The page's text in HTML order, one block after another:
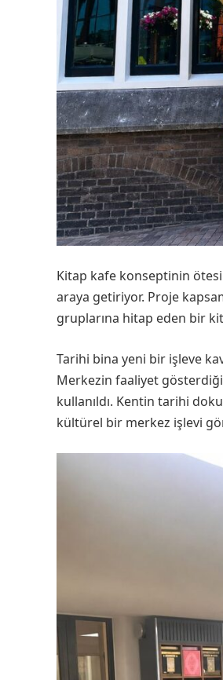
Kitap kafe konseptinin
araya getiriyor. Proje
gruplarına hitap eden bir
Tarihi bina yeni bir işleve
Merkezin faaliyet gösterdiği
kullanıldı. Kentin tarihi
kültürel bir merkez işlevi